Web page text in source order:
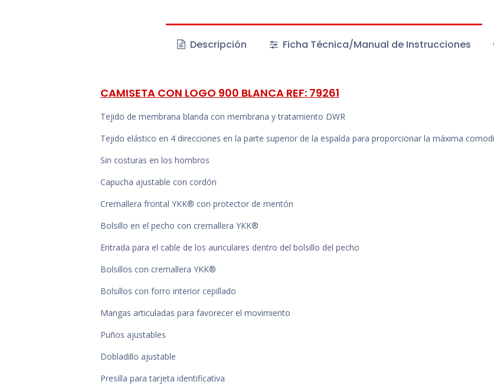
Descripción Ficha Técnica/Manual de Instrucciones
CAMISETA CON LOGO 900 BLANCA REF: 79261
Tejido de membrana blanda con membrana y tratamiento DWR
Tejido elástico en 4 direcciones en la parte superior de la espalda para proporcionar la máxima
Sin costuras en los hombros
Capucha ajustable con cordón
Cremallera frontal YKK® con protector de mentón
Bolsillo en el pecho con cremallera YKK®
Entrada para el cable de los auriculares dentro del bolsillo del pecho
Bolsillos con cremallera YKK®
Bolsillos con forro interior cepillado
Mangas articuladas para favorecer el movimiento
Puños ajustables
Dobladillo ajustable
Presilla para tarjeta identificativa